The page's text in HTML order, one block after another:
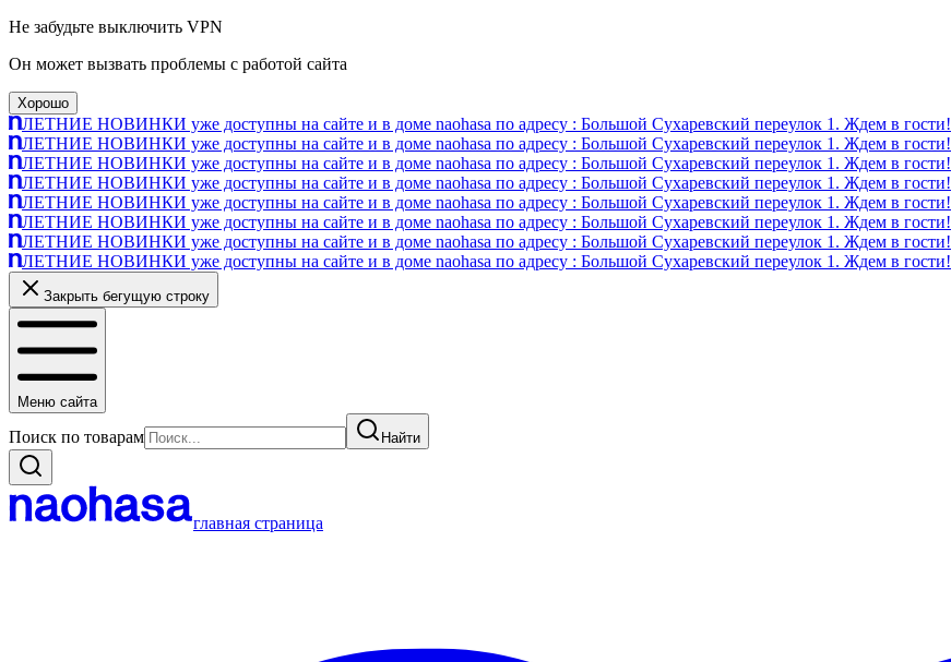
Не забудьте выключить VPN
Он может вызвать проблемы с работой сайта
Хорошо
ЛЕТНИЕ НОВИНКИ уже доступны на сайте и в доме naohasa по адресу : Большой Сухаревский переулок 1. Ждем в гости!
ЛЕТНИЕ НОВИНКИ уже доступны на сайте и в доме naohasa по адресу : Большой Сухаревский переулок 1. Ждем в гости!
ЛЕТНИЕ НОВИНКИ уже доступны на сайте и в доме naohasa по адресу : Большой Сухаревский переулок 1. Ждем в гости!
ЛЕТНИЕ НОВИНКИ уже доступны на сайте и в доме naohasa по адресу : Большой Сухаревский переулок 1. Ждем в гости!
ЛЕТНИЕ НОВИНКИ уже доступны на сайте и в доме naohasa по адресу : Большой Сухаревский переулок 1. Ждем в гости!
ЛЕТНИЕ НОВИНКИ уже доступны на сайте и в доме naohasa по адресу : Большой Сухаревский переулок 1. Ждем в гости!
ЛЕТНИЕ НОВИНКИ уже доступны на сайте и в доме naohasa по адресу : Большой Сухаревский переулок 1. Ждем в гости!
ЛЕТНИЕ НОВИНКИ уже доступны на сайте и в доме naohasa по адресу : Большой Сухаревский переулок 1. Ждем в гости!
Закрыть бегущую строку
Меню сайта
Поиск по товарам Найти
главная страница